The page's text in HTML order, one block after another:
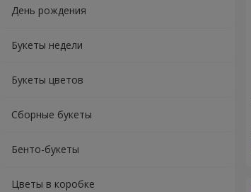
День рождения
Букеты недели
Букеты цветов
Сборные букеты
Бенто-букеты
Цветы в коробке